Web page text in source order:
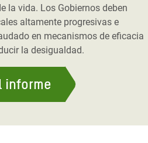
la vida. Los Gobiernos deben
altamente progresivas e
en mecanismos de eficacia
la desigualdad.
informe